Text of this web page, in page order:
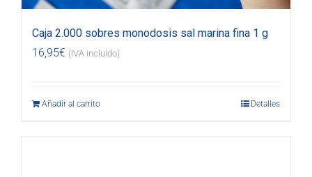
Caja 2.000 sobres monodosis sal marina fina 1 g
16,95€ (IVA incluido)
Añadir al carrito Detalles